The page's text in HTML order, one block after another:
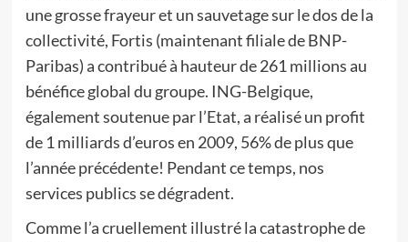
une grosse frayeur et un sauvetage sur le dos de la
collectivité, Fortis (maintenant filiale de BNP-
Paribas) a contribué à hauteur de 261 millions au
bénéfice global du groupe. ING-Belgique,
également soutenue par l’Etat, a réalisé un profit
de 1 milliards d’euros en 2009, 56% de plus que
l’année précédente! Pendant ce temps, nos
services publics se dégradent.
Comme l’a cruellement illustré la catastrophe de